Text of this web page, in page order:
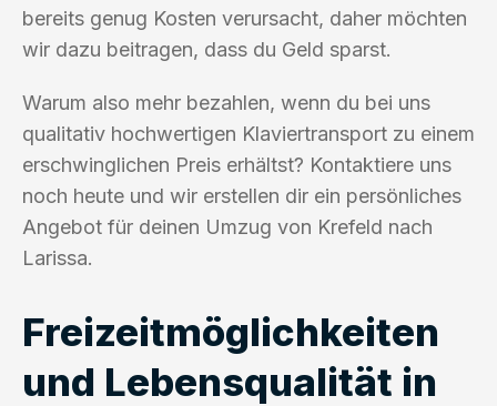
bereits genug Kosten verursacht, daher möchten
wir dazu beitragen, dass du Geld sparst.
Warum also mehr bezahlen, wenn du bei uns
qualitativ hochwertigen Klaviertransport zu einem
erschwinglichen Preis erhältst? Kontaktiere uns
noch heute und wir erstellen dir ein persönliches
Angebot für deinen Umzug von Krefeld nach
Larissa.
Freizeitmöglichkeiten
und Lebensqualität in